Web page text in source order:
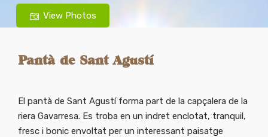
View Photos
Pantà de Sant Agustí
El pantà de Sant Agustí forma part de la capçalera de la
riera Gavarresa. Es troba en un indret enclotat, tranquil,
fresc i bonic envoltat per un interessant paisatge